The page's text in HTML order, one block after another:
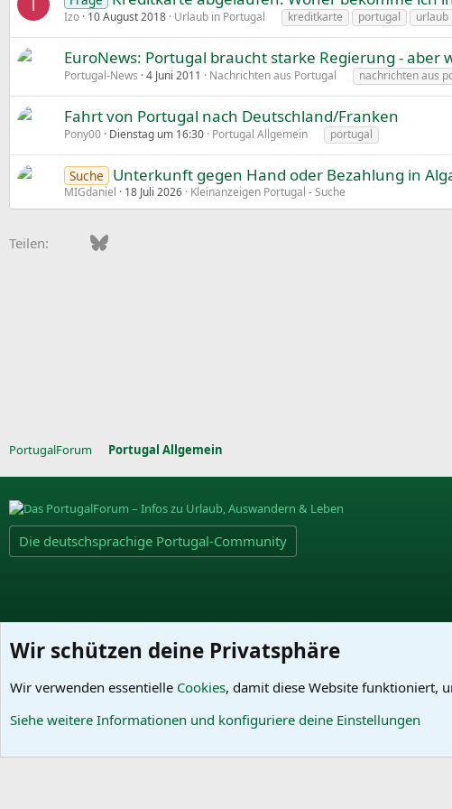
Izo 10 August 2018 Urlaub in Portugal kreditkarte portugal urlaub
EuroNews: Portugal braucht starke Regierung - aber
Portugal-News 4 Juni 2011 Nachrichten aus Portugal nachrichten aus
Fahrt von Portugal nach Deutschland/Franken
Pony00 Dienstag um 16:30 Portugal Allgemein portugal
Suche Unterkunft gegen Hand oder Bezahlung in
MIGdaniel 18 Juli 2026 Kleinanzeigen Portugal - Suche
Teilen: FacebookBluesky
PortugalForum Portugal Allgemein
Die deutschsprachige Portugal-Community
Cookies
Wir schützen deine Privatsphäre
Wir verwenden essentielle Cookies, damit diese Website funktioniert,
Siehe weitere Informationen und konfiguriere deine Einstellungen